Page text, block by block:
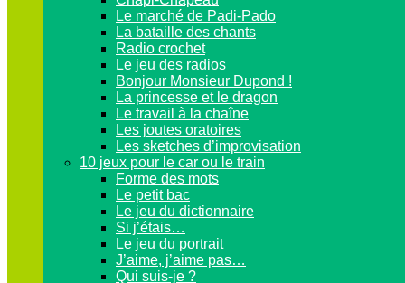
Le marché de Padi-Pado
La bataille des chants
Radio crochet
Le jeu des radios
Bonjour Monsieur Dupond !
La princesse et le dragon
Le travail à la chaîne
Les joutes oratoires
Les sketches d’improvisation
10 jeux pour le car ou le train
Forme des mots
Le petit bac
Le jeu du dictionnaire
Si j’étais…
Le jeu du portrait
J’aime, j’aime pas…
Qui suis-je ?